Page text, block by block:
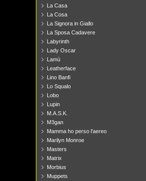
La Casa
La Cosa
La Signora in Giallo
La Sposa Cadavere
Labyrinth
Lady Oscar
Lamù
Leatherface
Lino Banfi
Lo Squalo
Lobo
Lupin
M.A.S.K.
M3gan
Mamma ho perso l'aereo
Marilyn Monroe
Masters
Matrix
Morbius
Muppets